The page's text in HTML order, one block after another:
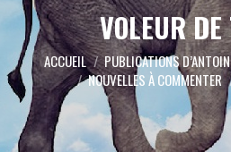
VOLEUR
Vous êtes ici :
ACCUEIL PUBLICATIONS
NOUVELLES À COMMENTER